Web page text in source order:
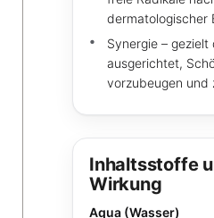
dermatologischer
Synergie – gezielt
ausgerichtet,
vorzubeugen und
Inhaltsstoffe
Wirkung
Aqua (Wasser)